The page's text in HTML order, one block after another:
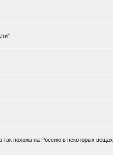
похожа на Россию в некоторых вещах.